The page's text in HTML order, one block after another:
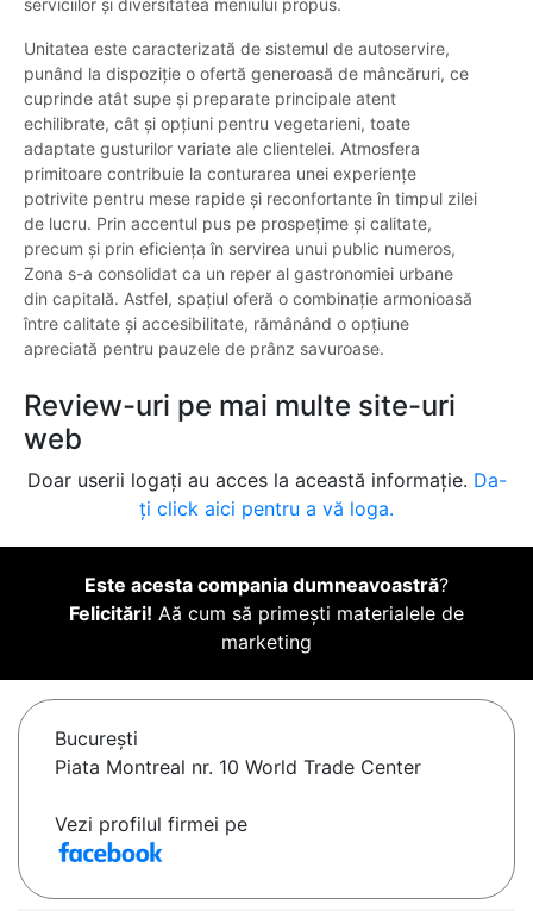
serviciilor și diversitatea meniului propus.
Unitatea este caracterizată de sistemul de autoservire,
punând la dispoziție o ofertă generoasă de mâncăruri, ce
cuprinde atât supe și preparate principale atent
echilibrate, cât și opțiuni pentru vegetarieni, toate
adaptate gusturilor variate ale clientelei. Atmosfera
primitoare contribuie la conturarea unei experiențe
potrivite pentru mese rapide și reconfortante în timpul zilei
de lucru. Prin accentul pus pe prospețime și calitate,
precum și prin eficiența în servirea unui public numeros,
Zona s-a consolidat ca un reper al gastronomiei urbane
din capitală. Astfel, spațiul oferă o combinație armonioasă
între calitate și accesibilitate, rămânând o opțiune
apreciată pentru pauzele de prânz savuroase.
Review-uri pe mai multe site-uri
web
Doar userii logați au acces la această informație. Da-
ți click aici pentru a vă loga.
Este acesta compania dumneavoastră?
Felicitări! Aă cum să primești materialele de
marketing
Bucureşti
Piata Montreal nr. 10 World Trade Center
Vezi profilul firmei pe